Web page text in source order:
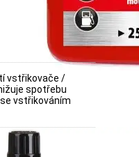
vstřikovače /
spotřebu
vstřikováním